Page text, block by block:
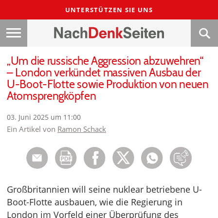
UNTERSTÜTZEN SIE UNS
„Um die russische Aggression abzuwehren“
– London verkündet massiven Ausbau der
U-Boot-Flotte sowie Produktion von neuen
Atomsprengköpfen
03. Juni 2025 um 11:00
Ein Artikel von Ramon Schack
Großbritannien will seine nuklear betriebene U-
Boot-Flotte ausbauen, wie die Regierung in
London im Vorfeld einer Überprüfung des